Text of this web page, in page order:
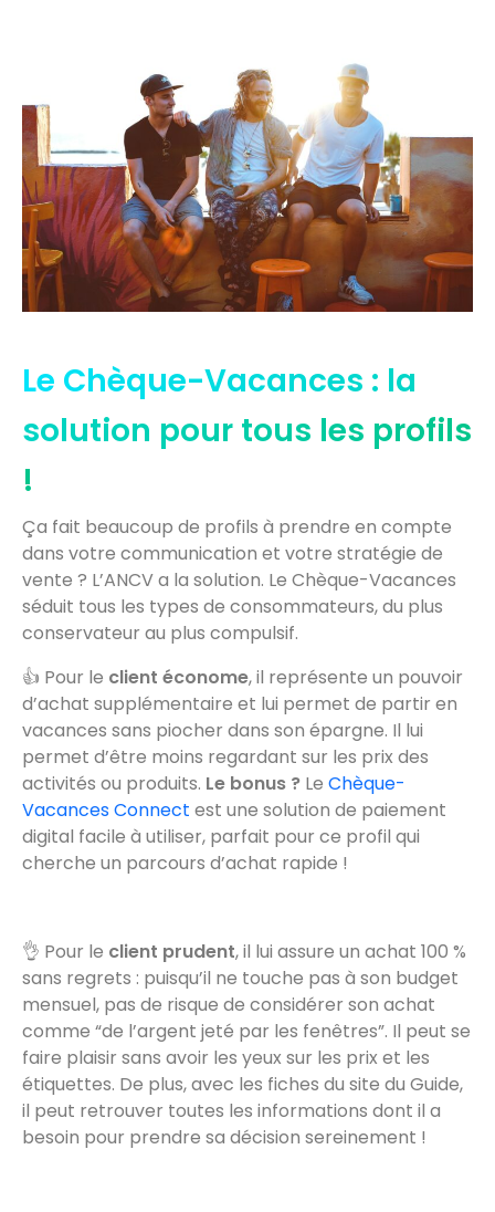
Le Chèque-Vacances : la
solution pour tous les profils
!
Ça fait beaucoup de profils à prendre en compte
dans votre communication et votre stratégie de
vente ? L’ANCV a la solution. Le Chèque-Vacances
séduit tous les types de consommateurs, du plus
conservateur au plus compulsif.
👍 Pour le client économe, il représente un pouvoir
d’achat supplémentaire et lui permet de partir en
vacances sans piocher dans son épargne. Il lui
permet d’être moins regardant sur les prix des
activités ou produits. Le bonus ? Le Chèque-
Vacances Connect est une solution de paiement
digital facile à utiliser, parfait pour ce profil qui
cherche un parcours d’achat rapide !
👌 Pour le client prudent, il lui assure un achat 100 %
sans regrets : puisqu’il ne touche pas à son budget
mensuel, pas de risque de considérer son achat
comme “de l’argent jeté par les fenêtres”. Il peut se
faire plaisir sans avoir les yeux sur les prix et les
étiquettes. De plus, avec les fiches du site du Guide,
il peut retrouver toutes les informations dont il a
besoin pour prendre sa décision sereinement !